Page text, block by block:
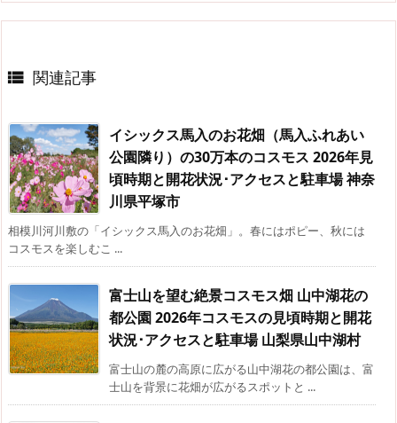
 関連記事
イシックス馬入のお花畑（馬入ふれあい
公園隣り）の30万本のコスモス 2026年見
頃時期と開花状況･アクセスと駐車場 神奈
川県平塚市
相模川河川敷の「イシックス馬入のお花畑」。春にはポピー、秋には
コスモスを楽しむこ ...
富士山を望む絶景コスモス畑 山中湖花の
都公園 2026年コスモスの見頃時期と開花
状況･アクセスと駐車場 山梨県山中湖村
富士山の麓の高原に広がる山中湖花の都公園は、富
士山を背景に花畑が広がるスポットと ...